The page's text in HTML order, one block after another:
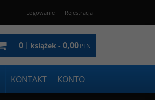
Logowanie Rejestracja
0 | książek - 0,00PLN
KONTAKT KONTO